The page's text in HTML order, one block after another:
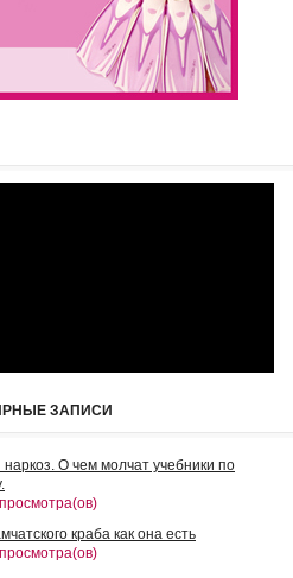
ЗАПИСИ
О чем молчат учебники по
краба как она есть